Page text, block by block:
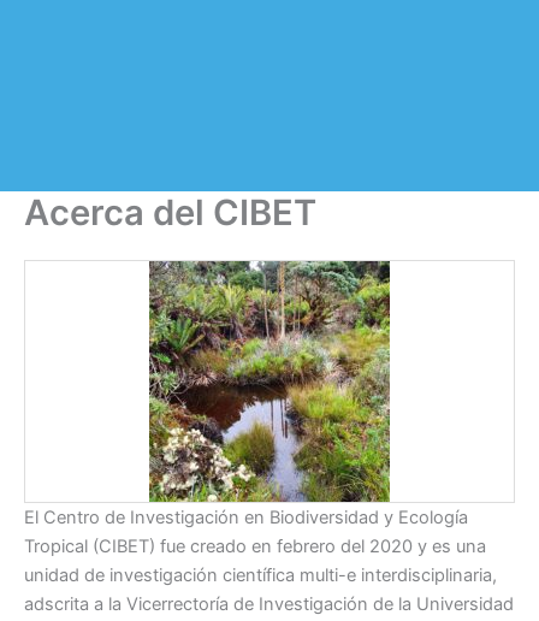
Acerca del CIBET
El Centro de Investigación en Biodiversidad y Ecología
Tropical (CIBET) fue creado en febrero del 2020 y es una
unidad de investigación científica multi-e interdisciplinaria,
adscrita a la Vicerrectoría de Investigación de la Universidad